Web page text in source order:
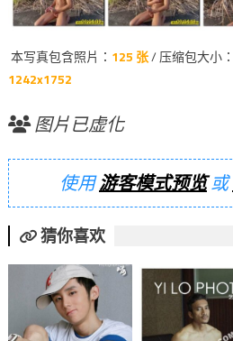
本写真包含照片： 125 张/ 压缩包大小：
1242x1752
图片已虚化
使用游客模式预览或
猜你喜欢